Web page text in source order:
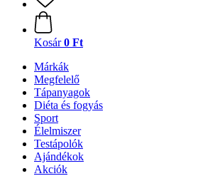
Kosár 0 Ft
Márkák
Megfelelő
Tápanyagok
Diéta és fogyás
Sport
Élelmiszer
Testápolók
Ajándékok
Akciók